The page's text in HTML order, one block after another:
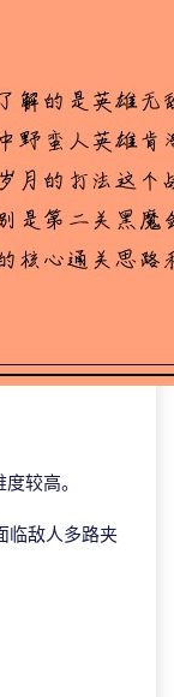
较高。
临敌人多路夹